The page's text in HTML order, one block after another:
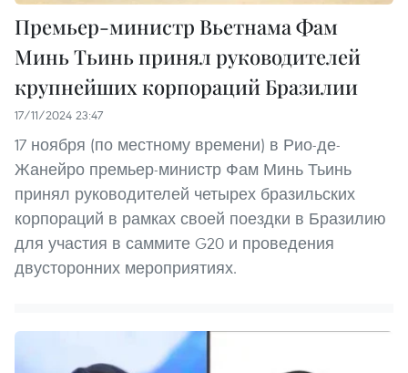
Премьер-министр Вьетнама Фам
Минь Тьинь принял руководителей
крупнейших корпораций Бразилии
17/11/2024 23:47
17 ноября (по местному времени) в Рио-де-
Жанейро премьер-министр Фам Минь Тьинь
принял руководителей четырех бразильских
корпораций в рамках своей поездки в Бразилию
для участия в саммите G20 и проведения
двусторонних мероприятиях.